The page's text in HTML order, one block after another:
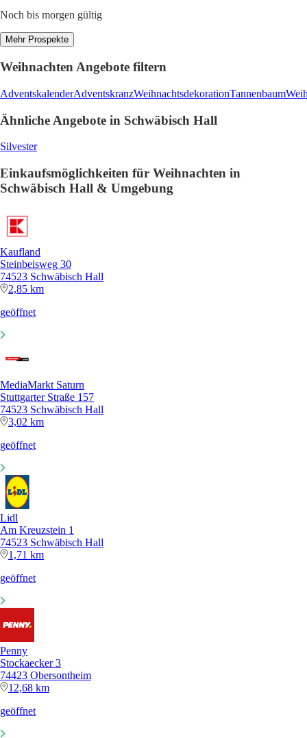
Noch bis morgen gültig
Mehr Prospekte
Weihnachten Angebote filtern
AdventskalenderAdventskranzWeihnachtsdekorationTannenbaum
Ähnliche Angebote in Schwäbisch Hall
Silvester
Einkaufsmöglichkeiten für Weihnachten in
Schwäbisch Hall & Umgebung
Kaufland
Steinbeisweg 30
74523 Schwäbisch Hall
2,85 km
geöffnet
MediaMarkt Saturn
Stuttgarter Straße 157
74523 Schwäbisch Hall
3,02 km
geöffnet
Lidl
Am Kreuzstein 1
74523 Schwäbisch Hall
1,71 km
geöffnet
Penny
Stockaecker 3
74423 Obersontheim
12,68 km
geöffnet